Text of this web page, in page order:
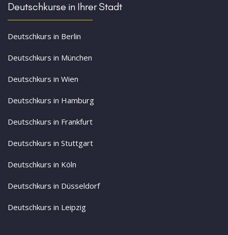
Deutschkurse in Ihrer Stadt
Deutschkurs in Berlin
Deutschkurs in München
Deutschkurs in Wien
Deutschkurs in Hamburg
Deutschkurs in Frankfurt
Deutschkurs in Stuttgart
Deutschkurs in Köln
Deutschkurs in Düsseldorf
Deutschkurs in Leipzig